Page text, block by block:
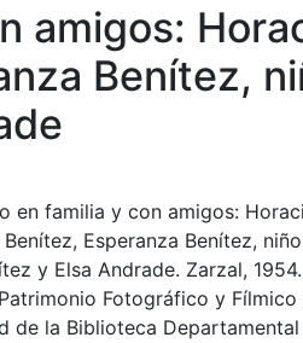
amigos:
Benítez,
en familia y con amigos:
Esperanza Benítez,
y Elsa Andrade. Zarzal, 1954.
Fotográfico y Fílmico
de la Biblioteca